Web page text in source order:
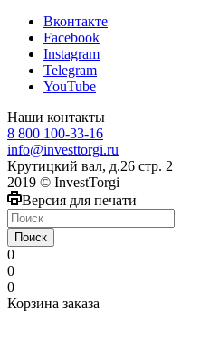
Вконтакте
Facebook
Instagram
Telegram
YouTube
Наши контакты
8 800 100-33-16
info@investtorgi.ru
Крутицкий вал, д.26 стр. 2
2019 © InvestTorgi
Версия для печати
Поиск
0
0
0
Корзина заказа